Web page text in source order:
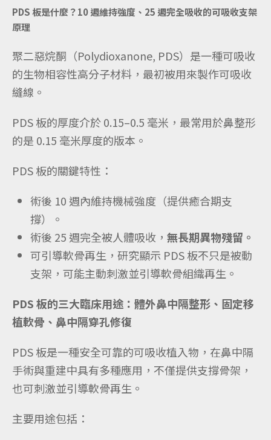
PDS 板是什麼？10 週維持強度、25 週完全吸收的可吸收支架
原理
聚二惡烷酮（Polydioxanone, PDS）是一種可吸收
的生物相容性高分子材料，最初被用來製作可吸收
縫線。
PDS 板的厚度介於 0.15–0.5 毫米，最常用於鼻整形
的是 0.15 毫米厚度的版本。
PDS 板的關鍵特性：
術後 10 週內維持機械強度（提供癒合期支
撐）。
術後 25 週完全被人體吸收， 無長期異物殘留。
可引導軟骨再生，研究顯示 PDS 板不只是被動
支架，可能主動刺激並引導軟骨組織再生。
PDS 板的三大臨床用途：體外鼻中隔整形、固定移
植軟骨、鼻中隔穿孔修復
PDS 板是一種安全可靠的可吸收植入物，在鼻中隔
手術與重建中具有多種應用，不僅提供支撐骨架，
也可刺激並引導軟骨再生。
主要用途包括：